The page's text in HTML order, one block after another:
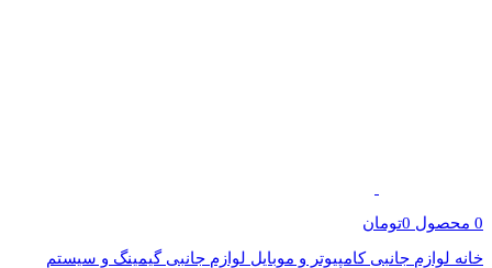
0 محصول 0تومان
خانه لوازم جانبی کامپیوتر و موبایل لوازم جانبی گیمینگ و سیستم